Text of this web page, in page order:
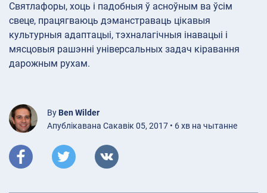
Святлафоры, хоць і падобныя ў асноўным ва ўсім
свеце, працягваюць дэманстраваць цікавыя
культурныя адаптацыі, тэхналагічныя інавацыі і
мясцовыя рашэнні універсальных задач кіравання
дарожным рухам.
By Ben Wilder
Апублікавана Сакавік 05, 2017 • 6 хв на чытанне